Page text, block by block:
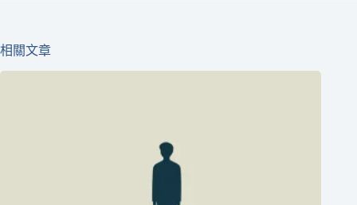
相關文章